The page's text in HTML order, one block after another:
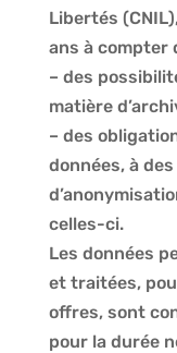
Libertés
ans à compter
– des
matière
– des
données, à
celles-ci.
Les données
et traitées,
offres, sont
pour la durée